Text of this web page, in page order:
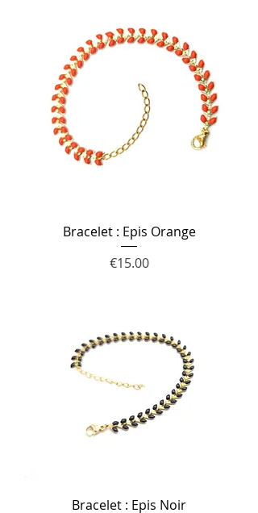
Bracelet : Epis Orange
Price
€15.00
Bracelet : Epis Noir